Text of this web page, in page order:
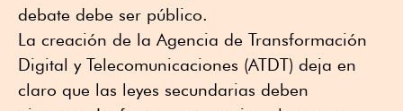
debate debe ser público.
La creación de la Agencia de Transformación
Digital y Telecomunicaciones (ATDT) deja en
claro que las leyes secundarias deben